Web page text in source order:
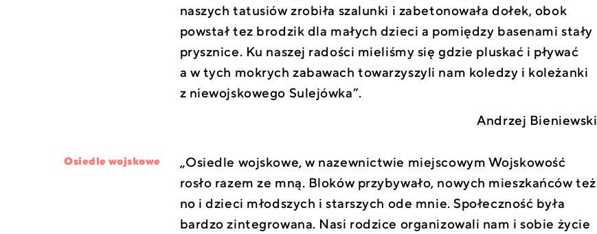
naszych tatusiów zrobiła szalunki i zabetonowała dołek, obok
powstał tez brodzik dla małych dzieci a pomiędzy basenami stały
prysznice. Ku naszej radości mieliśmy się gdzie pluskać i pływać
a w tych mokrych zabawach towarzyszyli nam koledzy i koleżanki
z niewojskowego Sulejówka”.
Andrzej Bieniewski
„Osiedle wojskowe, w nazewnictwie miejscowym Wojskowość
rosło razem ze mną. Bloków przybywało, nowych mieszkańców też
no i dzieci młodszych i starszych ode mnie. Społeczność była
bardzo zintegrowana. Nasi rodzice organizowali nam i sobie życie
Osiedle wojskowe